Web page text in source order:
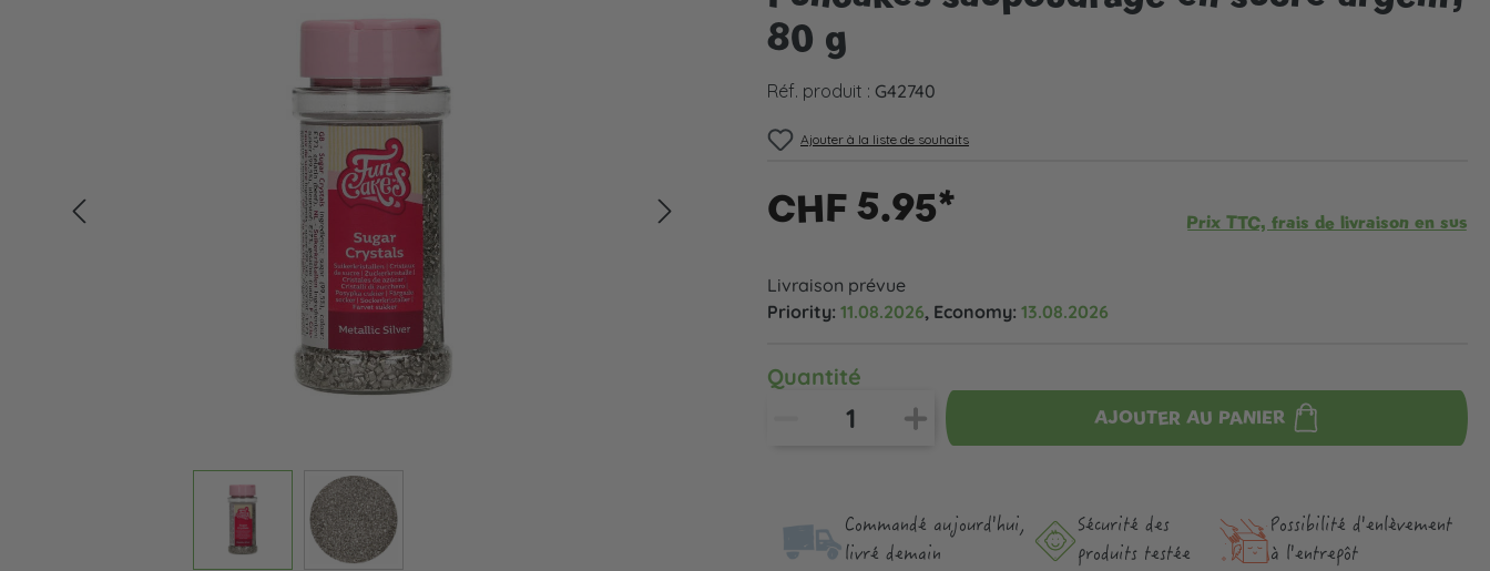
80 g
Réf. produit : G42740
Ajouter à la liste de souhaits
CHF 5.95* Prix TTC, frais de livraison en sus
Livraison prévue
Priority: 11.08.2026, Economy: 13.08.2026
Quantité
AJOUTER AU PANIER
Commandé aujourd'hui,
livré demain
Sécurité des
produits testée
Possibilité d'enlèvement
à l'entrepôt